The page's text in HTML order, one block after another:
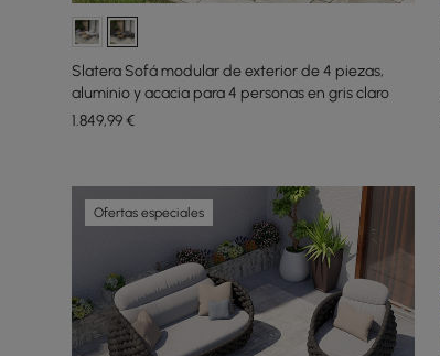
Slatera Sofá modular de exterior de 4 piezas,
aluminio y acacia para 4 personas en gris claro
1.849,99€
Ofertas especiales